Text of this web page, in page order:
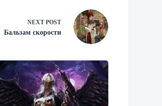
NEXT POST
Бальзам скорости